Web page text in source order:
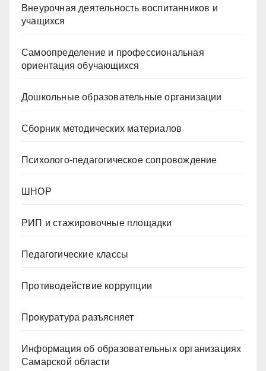
Внеурочная деятельность воспитанников и
учащихся
Самоопределение и профессиональная
ориентация обучающихся
Дошкольные образовательные организации
Сборник методических материалов
Психолого-педагогическое сопровождение
ШНОР
РИП и стажировочные площадки
Педагогические классы
Противодействие коррупции
Прокуратура разъясняет
Информация об образовательных организациях
Самарской области